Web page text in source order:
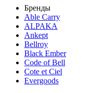
Бренды
Able Carry
ALPAKA
Ankept
Bellroy
Black Ember
Code of Bell
Cote et Ciel
Evergoods